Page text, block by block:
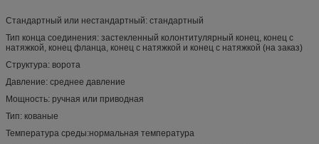
Стандартный или нестандартный: стандартный
Тип конца соединения: застекленный колонтитулярный конец, конец с
натяжкой, конец фланца, конец с натяжкой и конец с натяжкой (на заказ)
Структура: ворота
Давление: среднее давление
Мощность: ручная или приводная
Тип: кованые
Температура среды:нормальная температура